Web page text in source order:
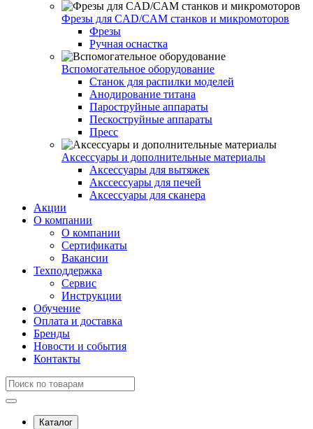
Фрезы для CAD/CAM станков и микромоторов
Фрезы
Ручная оснастка
Вспомогательное оборудование
Станок для распилки моделей
Анодирование титана
Пароструйные аппараты
Пескоструйные аппараты
Пресс
Аксессуары и дополнительные материалы
Аксессуары для вытяжек
Акссессуары для печей
Аксессуары для сканера
Акции
О компании
О компании
Сертификаты
Вакансии
Техподдержка
Сервис
Инструкции
Обучение
Оплата и доставка
Бренды
Новости и события
Контакты
Каталог